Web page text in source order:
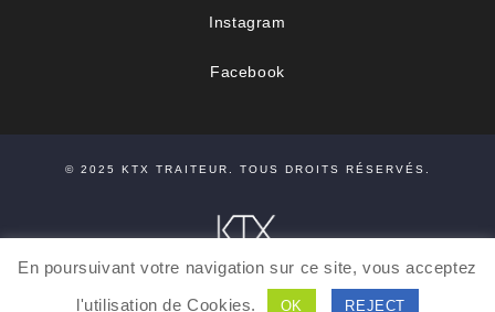
Instagram
Facebook
© 2025 KTX TRAITEUR . TOUS DROITS RÉSERVÉS.
TRAITEUR GOURMAND
En poursuivant votre navigation sur ce site, vous acceptez
l'utilisation de Cookies.
OK REJECT